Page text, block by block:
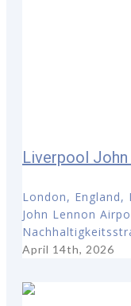
Liverpool
London, England,
John Lennon
April 14th, 2026